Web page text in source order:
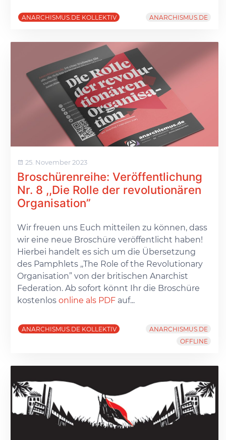
ANARCHISMUS.DE KOLLEKTIV ANARCHISMUS.DE
25. November 2023
Broschürenreihe: Veröffentlichung
Nr. 8 ,,Die Rolle der revolutionären
Organisation”
Wir freuen uns Euch mitteilen zu können, dass
wir eine neue Broschüre veröffentlicht haben!
Hierbei handelt es sich um die Übersetzung
des Pamphlets ,,The Role of the Revolutionary
Organisation” von der britischen Anarchist
Federation. Ab sofort könnt Ihr die Broschüre
kostenlos online als PDFauf...
ANARCHISMUS.DE KOLLEKTIV
ANARCHISMUS.DE
OFFLINE